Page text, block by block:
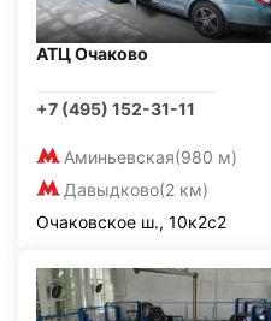
АТЦ Очаково
+7 (495) 152-31-11
Аминьевская(980 м)
Давыдково(2 км)
Очаковское ш., 10к2с2